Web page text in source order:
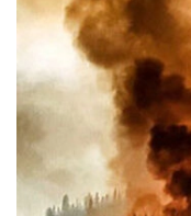
Коментарите
статиите
се
въвеждат
читателите
и
редакцията